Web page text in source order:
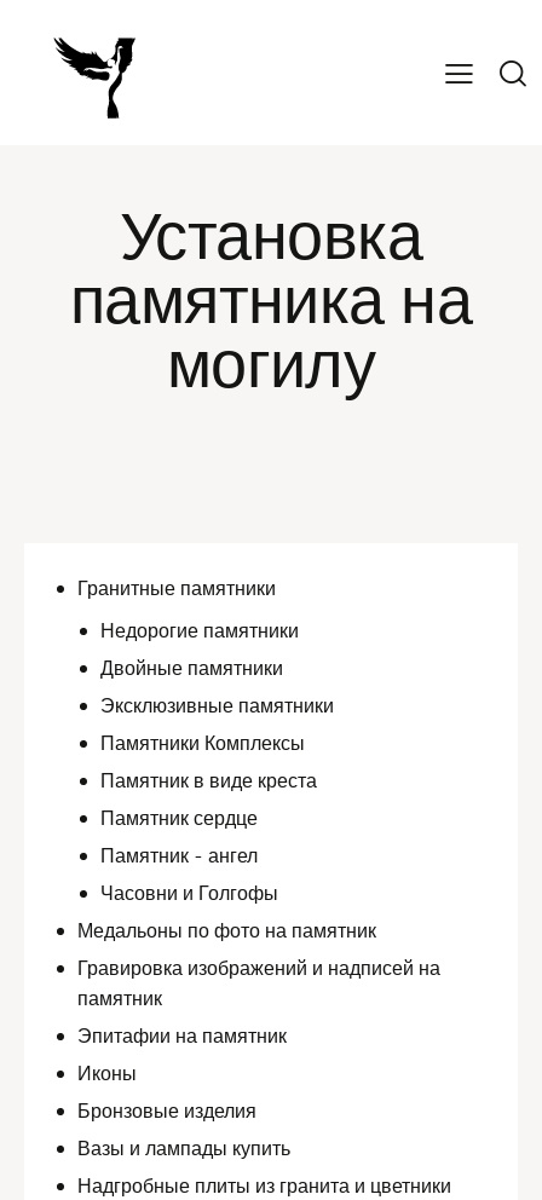
Установка
памятника на
могилу
Медальоны
Гранитные памятники
Недорогие памятники
Двойные памятники
Эксклюзивные памятники
Памятники Комплексы
Памятник в виде креста
Памятник сердце
Памятник - ангел
Часовни и Голгофы
Медальоны по фото на памятник
Гравировка изображений и надписей на
памятник
Эпитафии на памятник
Иконы
Бронзовые изделия
Вазы и лампады купить
Надгробные плиты из гранита и цветники